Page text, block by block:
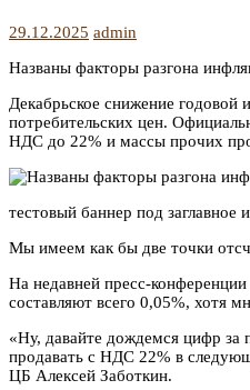
29.12.2025 admin
Названы факторы разгона
Декабрьское снижение годовой
потребительских цен.
НДС до 22% и массы прочих
тестовый баннер под заглавное
Мы имеем как бы две точки
На недавней пресс-
составляют всего 0,05%, хотя
«Ну, давайте дождемся цифр за
продавать с НДС 22% в
ЦБ Алексей Заботкин.